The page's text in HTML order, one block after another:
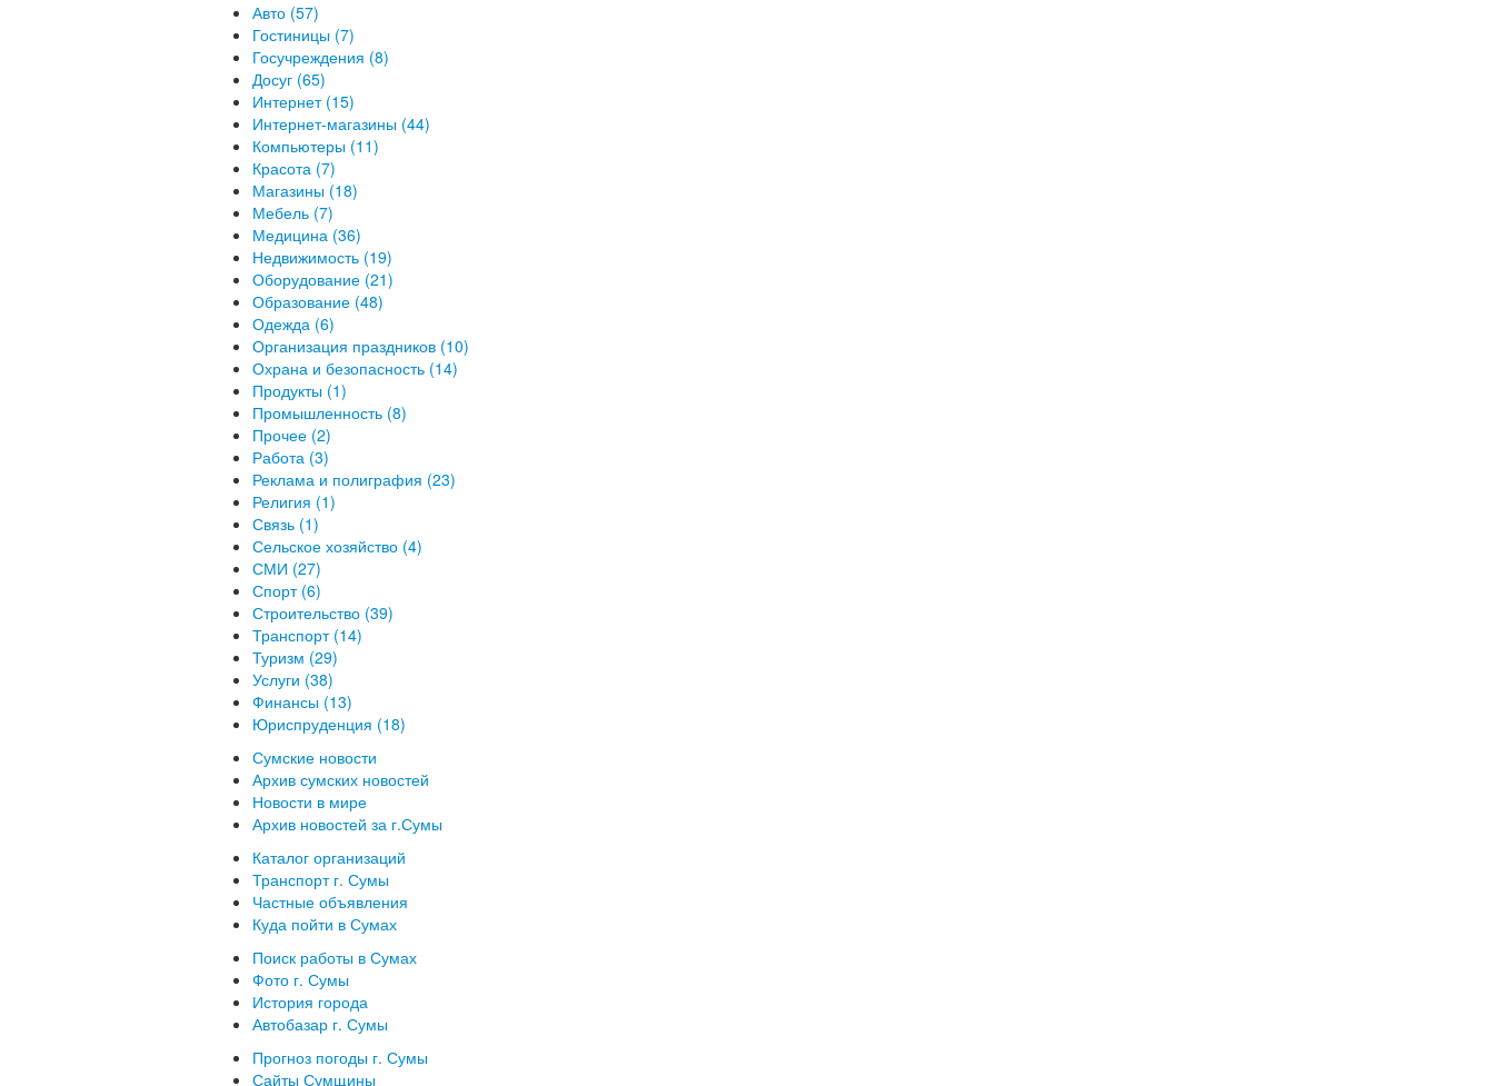
Авто (57)
Гостиницы (7)
Госучреждения (8)
Досуг (65)
Интернет (15)
Интернет-магазины (44)
Компьютеры (11)
Красота (7)
Магазины (18)
Мебель (7)
Медицина (36)
Недвижимость (19)
Оборудование (21)
Образование (48)
Одежда (6)
Организация праздников (10)
Охрана и безопасность (14)
Продукты (1)
Промышленность (8)
Прочее (2)
Работа (3)
Реклама и полиграфия (23)
Религия (1)
Связь (1)
Сельское хозяйство (4)
СМИ (27)
Спорт (6)
Строительство (39)
Транспорт (14)
Туризм (29)
Услуги (38)
Финансы (13)
Юриспруденция (18)
Сумские новости
Архив сумских новостей
Новости в мире
Архив новостей за г.Сумы
Каталог организаций
Транспорт г. Сумы
Частные объявления
Куда пойти в Сумах
Поиск работы в Сумах
Фото г. Сумы
История города
Автобазар г. Сумы
Прогноз погоды г. Сумы
Сайты Сумщины